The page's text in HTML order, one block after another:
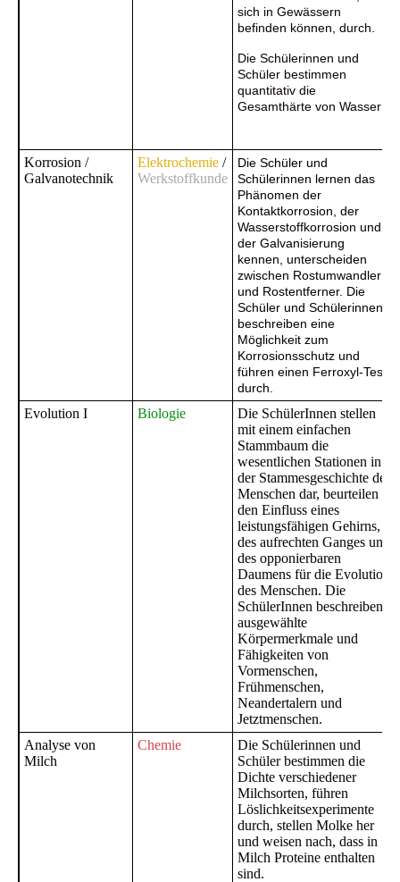
sich in Gewässern
befinden können, durch.
Die Schülerinnen und
Schüler bestimmen
quantitativ die
Gesamthärte von Wasser
Korrosion /
Galvanotechnik
Elektrochemie /
Werkstoffkunde
Die Schüler und
Schülerinnen lernen das
Phänomen der
Kontaktkorrosion, der
Wasserstoffkorrosion und
der Galvanisierung
kennen, unterscheiden
zwischen Rostumwandler
und Rostentferner. Die
Schüler und Schülerinnen
beschreiben eine
Möglichkeit zum
Korrosionsschutz und
führen einen Ferroxyl-Test
durch.
Evolution I Biologie
Die SchülerInnen stellen
mit einem einfachen
Stammbaum die
wesentlichen Stationen in
der Stammesgeschichte des
Menschen dar, beurteilen
den Einfluss eines
leistungsfähigen Gehirns,
des aufrechten Ganges und
des opponierbaren
Daumens für die Evolution
des Menschen. Die
SchülerInnen beschreiben
ausgewählte
Körpermerkmale und
Fähigkeiten von
Vormenschen,
Frühmenschen,
Neandertalern und
Jetztmenschen.
Analyse von
Milch
Chemie
Die Schülerinnen und
Schüler bestimmen die
Dichte verschiedener
Milchsorten, führen
Löslichkeitsexperimente
durch, stellen Molke her
und weisen nach, dass in
Milch Proteine enthalten
sind.